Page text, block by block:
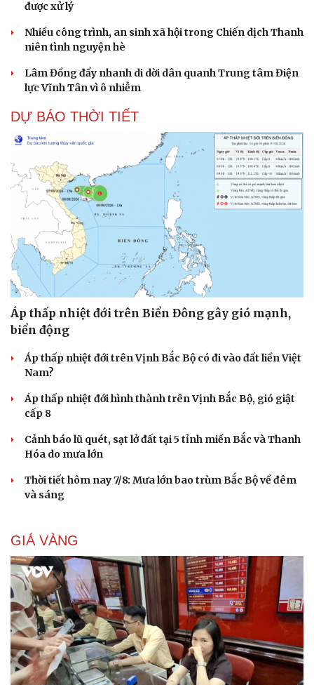
Cải chính
được xử lý
Nhiều công trình, an sinh xã hội trong Chiến dịch Thanh
niên tình nguyện hè
Lâm Đồng đẩy nhanh di dời dân quanh Trung tâm Điện
lực Vĩnh Tân vì ô nhiễm
DỰ BÁO THỜI TIẾT
Áp thấp nhiệt đới trên Biển Đông gây gió mạnh,
biển động
Áp thấp nhiệt đới trên Vịnh Bắc Bộ có đi vào đất liền Việt
Nam?
Áp thấp nhiệt đới hình thành trên Vịnh Bắc Bộ, gió giật
cấp 8
Cảnh báo lũ quét, sạt lở đất tại 5 tỉnh miền Bắc và Thanh
Hóa do mưa lớn
Thời tiết hôm nay 7/8: Mưa lớn bao trùm Bắc Bộ về đêm
và sáng
GIÁ VÀNG